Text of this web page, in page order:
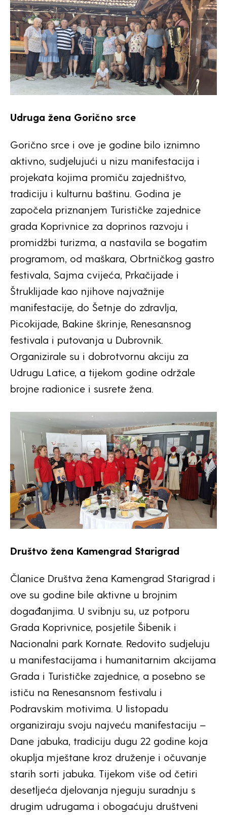
Udruga žena Gorično srce
Gorično srce i ove je godine bilo iznimno
aktivno, sudjelujući u nizu manifestacija i
projekata kojima promiču zajedništvo,
tradiciju i kulturnu baštinu. Godina je
započela priznanjem Turističke zajednice
grada Koprivnice za doprinos razvoju i
promidžbi turizma, a nastavila se bogatim
programom, od maškara, Obrtničkog gastro
festivala, Sajma cvijeća, Prkačijade i
Štruklijade kao njihove najvažnije
manifestacije, do Šetnje do zdravlja,
Picokijade, Bakine škrinje, Renesansnog
festivala i putovanja u Dubrovnik.
Organizirale su i dobrotvornu akciju za
Udrugu Latice, a tijekom godine održale
brojne radionice i susrete žena.
Društvo žena Kamengrad Starigrad
Članice Društva žena Kamengrad Starigrad i
ove su godine bile aktivne u brojnim
događanjima. U svibnju su, uz potporu
Grada Koprivnice, posjetile Šibenik i
Nacionalni park Kornate. Redovito sudjeluju
u manifestacijama i humanitarnim akcijama
Grada i Turističke zajednice, a posebno se
ističu na Renesansnom festivalu i
Podravskim motivima. U listopadu
organiziraju svoju najveću manifestaciju –
Dane jabuka, tradiciju dugu 22 godine koja
okuplja mještane kroz druženje i očuvanje
starih sorti jabuka. Tijekom više od četiri
desetljeća djelovanja njeguju suradnju s
drugim udrugama i obogaćuju društveni